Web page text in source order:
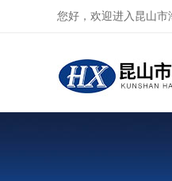
您好，欢迎进入昆山市